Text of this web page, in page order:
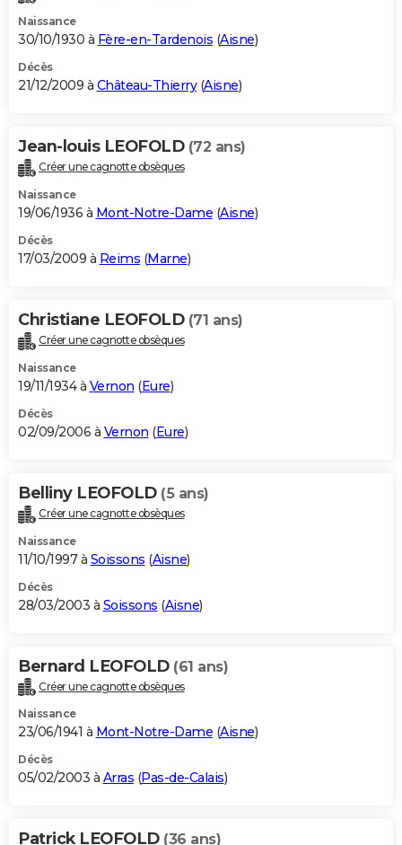
Naissance
30/10/1930 à Fère-en-Tardenois (Aisne)
Décès
21/12/2009 à Château-Thierry(Aisne)
Jean-louis LEOFOLD (72 ans)
Créer une cagnotte obsèques
Naissance
19/06/1936 à Mont-Notre-Dame (Aisne)
Décès
17/03/2009 à Reims (Marne)
Christiane LEOFOLD (71 ans)
Créer une cagnotte obsèques
Naissance
19/11/1934 à Vernon (Eure)
Décès
02/09/2006 à Vernon (Eure)
Belliny LEOFOLD (5 ans)
Créer une cagnotte obsèques
Naissance
11/10/1997 à Soissons (Aisne)
Décès
28/03/2003 à Soissons (Aisne)
Bernard LEOFOLD (61 ans)
Créer une cagnotte obsèques
Naissance
23/06/1941 à Mont-Notre-Dame (Aisne)
Décès
05/02/2003 à Arras (Pas-de-Calais)
Patrick LEOFOLD (36 ans)